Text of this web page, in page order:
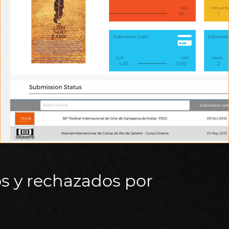
y rechazados por